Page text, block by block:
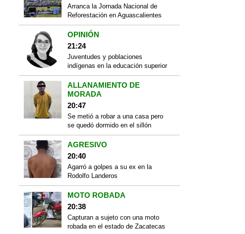
Arranca la Jornada Nacional de
Reforestación en Aguascalientes
OPINIÓN
21:24
Juventudes y poblaciones
indígenas en la educación superior
ALLANAMIENTO DE
MORADA
20:47
Se metió a robar a una casa pero
se quedó dormido en el sillón
AGRESIVO
20:40
Agarró a golpes a su ex en la
Rodolfo Landeros
MOTO ROBADA
20:38
Capturan a sujeto con una moto
robada en el estado de Zacatecas